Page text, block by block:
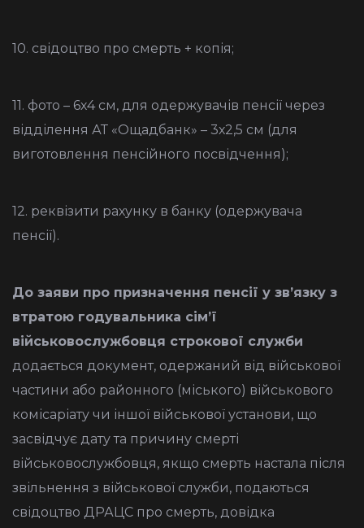
10. свідоцтво про смерть + копія;
11. фото – 6х4 см, для одержувачів пенсії через
відділення АТ «Ощадбанк» – 3х2,5 см (для
виготовлення пенсійного посвідчення);
12. реквізити рахунку в банку (одержувача
пенсії).
До заяви про призначення пенсії у зв’язку з
втратою годувальника сім’ї
військовослужбовця строкової служби
додається документ, одержаний від військової
частини або районного (міського) військового
комісаріату чи іншої військової установи, що
засвідчує дату та причину смерті
військовослужбовця, якщо смерть настала після
звільнення з військової служби, подаються
свідоцтво ДРАЦС про смерть, довідка